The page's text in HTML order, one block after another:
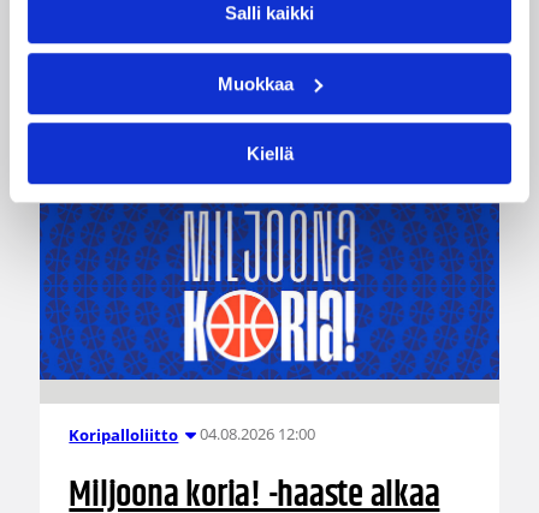
Salli kaikki
Muokkaa
Kiellä
Katso myös
Koripalloliitto 04.08.2026 12:00
Miljoona koria! -haaste alkaa